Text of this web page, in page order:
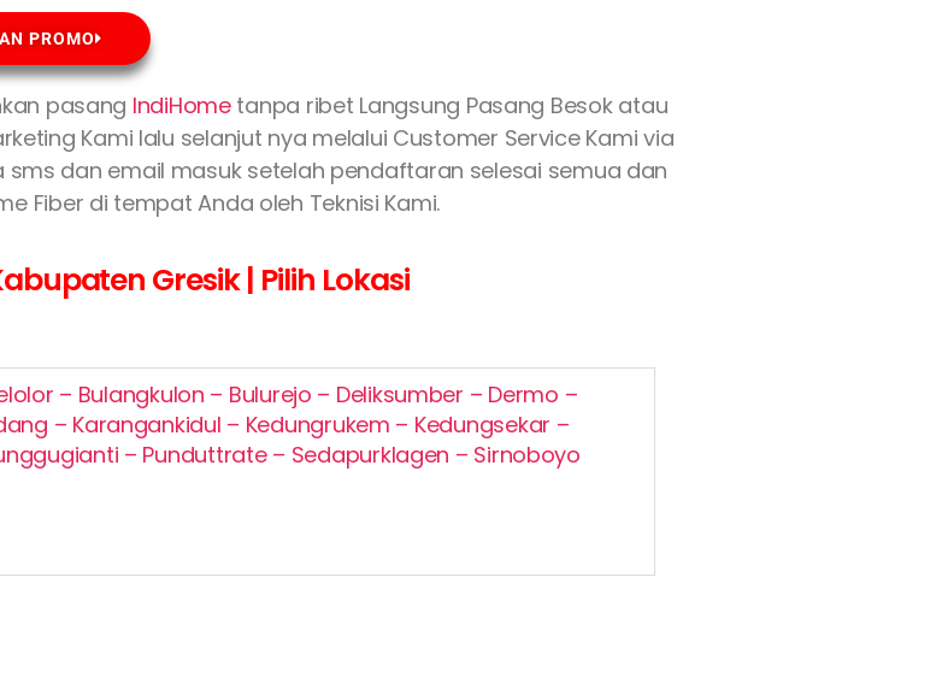
PROMO
pasang IndiHometanpa ribet Langsung Pasang Besok atau
Kami lalu selanjut nya melalui Customer Service Kami via
dan email masuk setelah pendaftaran selesai semua dan
Fiber di tempat Anda oleh Teknisi Kami.
Gresik | Pilih Lokasi
– Bulangkulon – Bulurejo – Deliksumber – Dermo –
– Karangankidul – Kedungrukem – Kedungsekar –
– Punduttrate – Sedapurklagen – Sirnoboyo